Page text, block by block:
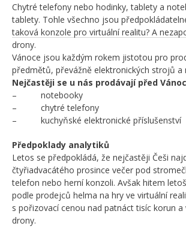
Chytré telefony nebo hodinky, tablety a
tablety. Tohle všechno jsou
taková konzole pro virtuální realitu? A
drony.
Vánoce jsou každým rokem jistotou pro
předmětů, převážně elektronických strojů a
Nejčastěji se u nás prodávají před
– notebooky
– chytré telefony
– kuchyňské elektronické příslušenství
Předpoklady analytiků
Letos se předpokládá, že nejčastěji Češi
čtyřiadvacátého prosince večer pod
telefon nebo herní konzoli. Avšak hitem
podle prodejců helma na hry ve virtuální
s pořizovací cenou nad patnáct tisíc korun a
drony.